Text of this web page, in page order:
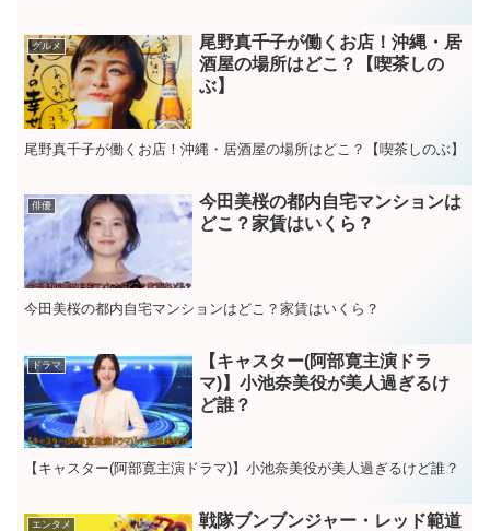
グルメ
尾野真千子が働くお店！沖縄・居
酒屋の場所はどこ？【喫茶しの
ぶ】
尾野真千子が働くお店！沖縄・居酒屋の場所はどこ？【喫茶しのぶ】
俳優
今田美桜の都内自宅マンションは
どこ？家賃はいくら？
今田美桜の都内自宅マンションはどこ？家賃はいくら？
ドラマ
【キャスター(阿部寛主演ドラ
マ)】小池奈美役が美人過ぎるけ
ど誰？
【キャスター(阿部寛主演ドラマ)】小池奈美役が美人過ぎるけど誰？
エンタメ
戦隊ブンブンジャー・レッド範道